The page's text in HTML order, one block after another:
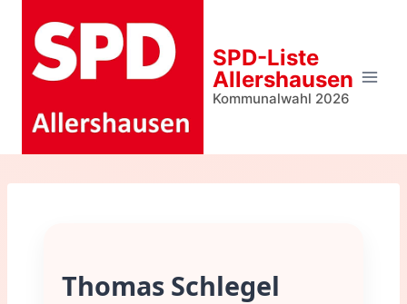
Inhalt
springen
SPD-Liste
Allershausen
Kommunalwahl 2026
Thomas Schlegel